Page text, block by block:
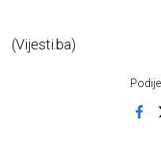
(Vijesti.ba)